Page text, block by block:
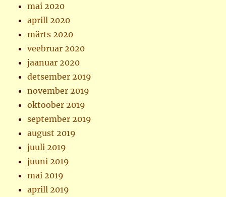
mai 2020
aprill 2020
märts 2020
veebruar 2020
jaanuar 2020
detsember 2019
november 2019
oktoober 2019
september 2019
august 2019
juuli 2019
juuni 2019
mai 2019
aprill 2019